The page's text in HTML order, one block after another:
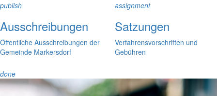
publish
Ausschreibungen
Öffentliche Ausschreibungen der
Gemeinde Markersdorf
assignment
Satzungen
Verfahrensvorschriften und
Gebühren
done